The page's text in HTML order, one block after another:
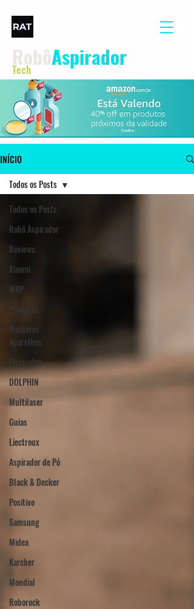
Aspirador
Tech
INÍCIO
Todos os Posts
Robô Aspirador
Reviews
Xiaomi
WAP
Produtos
Melhores
Aparelhos
Electrolux
DOLPHIN
Multilaser
Guias
Liectroux
Aspirador de Pó
Black & Decker
Positivo
Samsung
Midea
Karcher
Mondial
Roborock
Todos os Posts